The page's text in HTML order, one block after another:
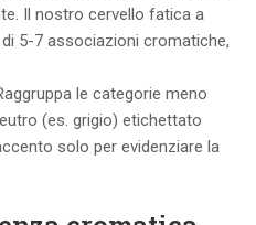
Il nostro cervello fatica a
5-7 associazioni cromatiche,
le categorie meno
(es. grigio) etichettato
solo per evidenziare la